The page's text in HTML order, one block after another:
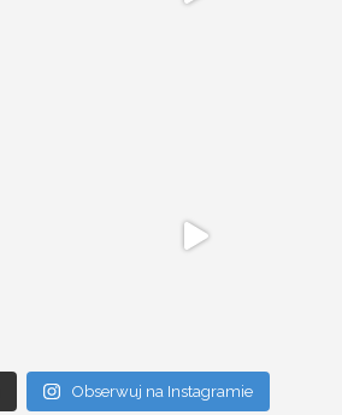
Obserwuj na Instagramie